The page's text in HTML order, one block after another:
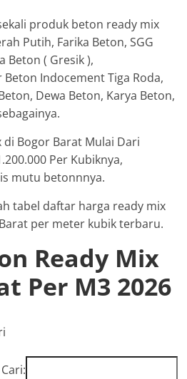
produk beton ready mix
Putih, Farika Beton, SGG
Beton ( Gresik ),
Indocement Tiga Roda,
Dewa Beton, Karya Beton,
di Bogor Barat Mulai Dari
Per Kubiknya,
mutu betonnnya.
tabel daftar harga ready mix
per meter kubik terbaru.
Ready Mix
Per M3 2026
Cari: